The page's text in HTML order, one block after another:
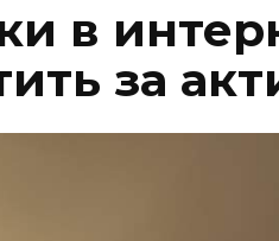
в
за